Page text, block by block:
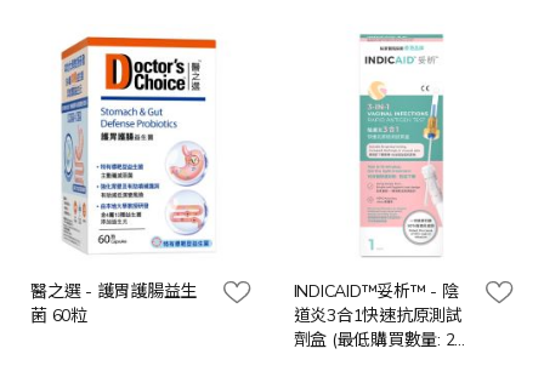
醫之選 - 護胃護腸益生
菌 60粒
INDICAID™妥析™ - 陰
道炎3合1快速抗原測試
劑盒 (最低購買數量: 2